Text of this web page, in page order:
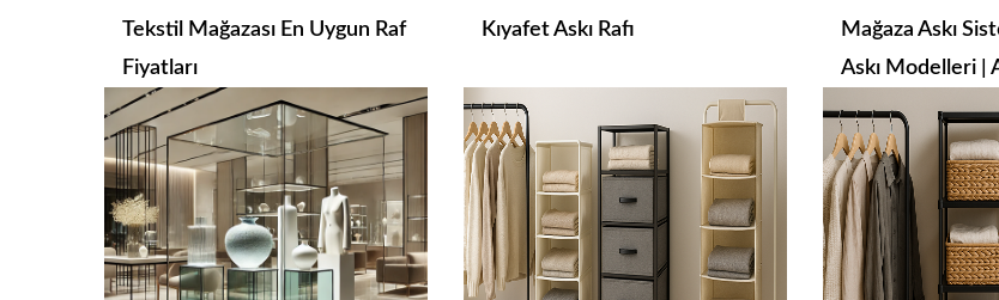
Tekstil Mağazası En Uygun Raf
Fiyatları
Kıyafet Askı Rafı
Mağaza Askı
Askı Modelleri |